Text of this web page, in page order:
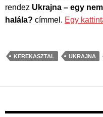
rendez Ukrajna – egy
halála? címmel. Egy
KEREKASZTAL UKRAJNA